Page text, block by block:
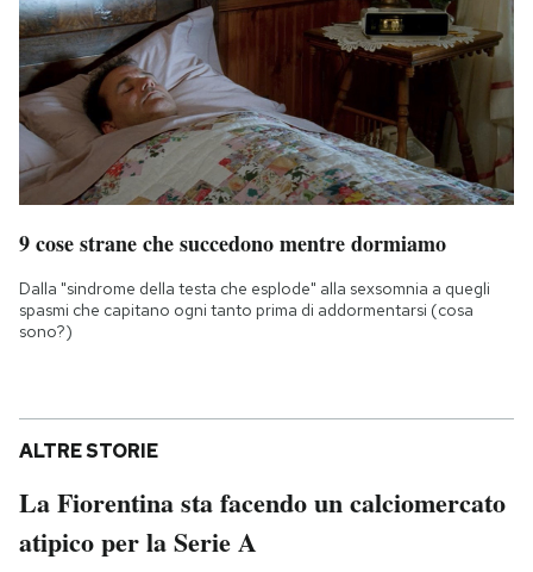
9 cose strane che succedono mentre dormiamo
Dalla "sindrome della testa che esplode" alla sexsomnia a quegli
spasmi che capitano ogni tanto prima di addormentarsi (cosa
sono?)
ALTRE STORIE
La Fiorentina sta facendo un calciomercato
atipico per la Serie A